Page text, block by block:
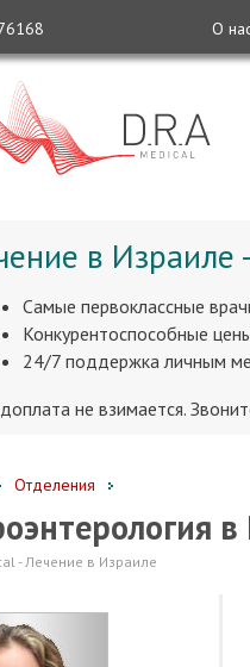
О
в Израиле
Самые первоклассные
Конкурентоспособные
24/7 поддержка личным
не взимается.
Отделения
- Лечение в Израиле